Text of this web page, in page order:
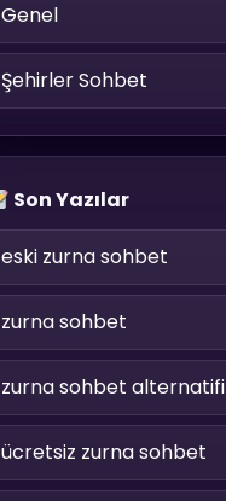
Genel
Şehirler Sohbet
Son Yazılar
eski zurna sohbet
zurna sohbet
zurna sohbet alternatifi
ücretsiz zurna sohbet